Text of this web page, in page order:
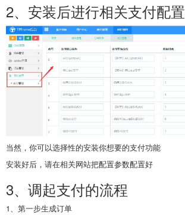
2、安装后进行相关支付配置
当然，你可以选择性的安装你想要的支付功能
安装好后，请在相关网站把配置参数配置好
3、调起支付的流程
1、第一步生成订单